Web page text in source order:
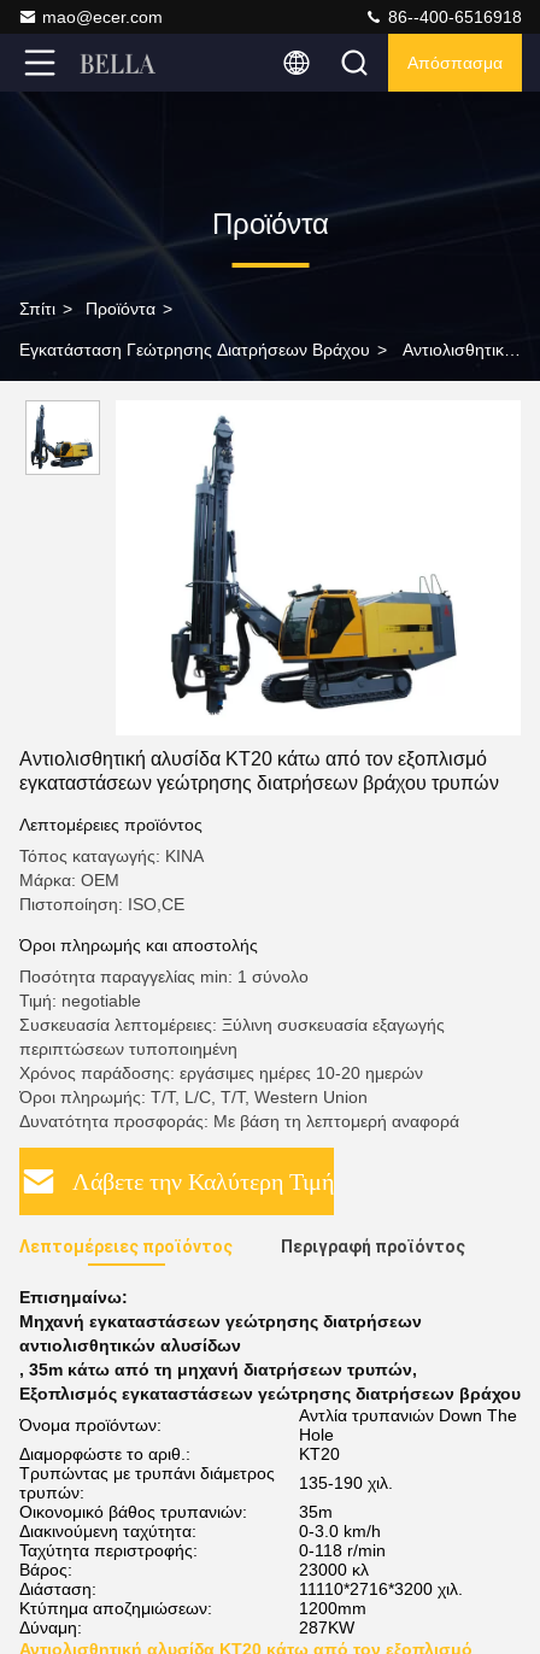
mao@ecer.com 86--400-6516918
Απόσπασμα
Προϊόντα
Σπίτι > Προϊόντα >
Εγκατάσταση Γεώτρησης Διατρήσεων Βράχου > Αντιολισθητική
γεώτρησης διατρήσεων βράχου τρυπών
Αντιολισθητική αλυσίδα KT20 κάτω από τον εξοπλισμό
εγκαταστάσεων γεώτρησης διατρήσεων βράχου τρυπών
Λεπτομέρειες προϊόντος
Τόπος καταγωγής: ΚΙΝΑ
Μάρκα: OEM
Πιστοποίηση: ISO,CE
Όροι πληρωμής και αποστολής
Ποσότητα παραγγελίας min: 1 σύνολο
Τιμή: negotiable
Συσκευασία λεπτομέρειες: Ξύλινη συσκευασία εξαγωγής
περιπτώσεων τυποποιημένη
Χρόνος παράδοσης: εργάσιμες ημέρες 10-20 ημερών
Όροι πληρωμής: T/T, L/C, T/T, Western Union
Δυνατότητα προσφοράς: Με βάση τη λεπτομερή αναφορά
Λάβετε την Καλύτερη Τιμή
Λεπτομέρειες προϊόντος Περιγραφή προϊόντος
Επισημαίνω:
Μηχανή εγκαταστάσεων γεώτρησης διατρήσεων
αντιολισθητικών αλυσίδων
, 35m κάτω από τη μηχανή διατρήσεων τρυπών,
Εξοπλισμός εγκαταστάσεων γεώτρησης διατρήσεων βράχου
Όνομα προϊόντων:
Αντλία τρυπανιών Down The
Hole
Διαμορφώστε το αριθ.:
ΚΤ20
Τρυπώντας με τρυπάνι διάμετρος
τρυπών:
135-190 χιλ.
Οικονομικό βάθος τρυπανιών:
35m
Διακινούμενη ταχύτητα:
0-3.0 km/h
Ταχύτητα περιστροφής:
0-118 r/min
Βάρος:
23000 κλ
Διάσταση:
11110*2716*3200 χιλ.
Κτύπημα αποζημιώσεων:
1200mm
Δύναμη:
287KW
Αντιολισθητική αλυσίδα KT20 κάτω από τον εξοπλισμό